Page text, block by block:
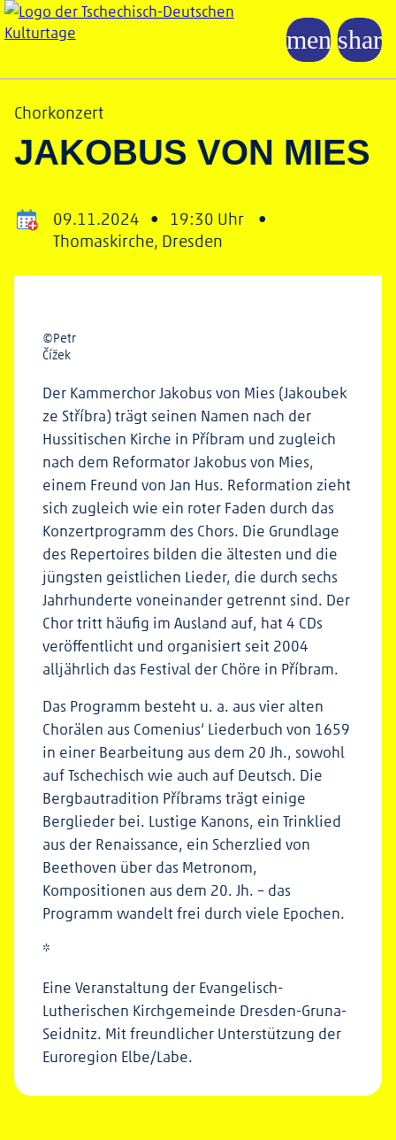
Chorkonzert
JAKOBUS VON MIES
09.11.2024 • 19:30 Uhr •
Thomaskirche, Dresden
©Petr
Čížek
Der Kammerchor Jakobus von Mies (Jakoubek
ze Stříbra) trägt seinen Namen nach der
Hussitischen Kirche in Příbram und zugleich
nach dem Reformator Jakobus von Mies,
einem Freund von Jan Hus. Reformation zieht
sich zugleich wie ein roter Faden durch das
Konzertprogramm des Chors. Die Grundlage
des Repertoires bilden die ältesten und die
jüngsten geistlichen Lieder, die durch sechs
Jahrhunderte voneinander getrennt sind. Der
Chor tritt häufig im Ausland auf, hat 4 CDs
veröffentlicht und organisiert seit 2004
alljährlich das Festival der Chöre in Příbram.
Das Programm besteht u. a. aus vier alten
Chorälen aus Comenius‘ Liederbuch von 1659
in einer Bearbeitung aus dem 20 Jh., sowohl
auf Tschechisch wie auch auf Deutsch. Die
Bergbautradition Příbrams trägt einige
Berglieder bei. Lustige Kanons, ein Trinklied
aus der Renaissance, ein Scherzlied von
Beethoven über das Metronom,
Kompositionen aus dem 20. Jh. – das
Programm wandelt frei durch viele Epochen.
*
Eine Veranstaltung der Evangelisch-
Lutherischen Kirchgemeinde Dresden-Gruna-
Seidnitz. Mit freundlicher Unterstützung der
Euroregion Elbe/Labe.